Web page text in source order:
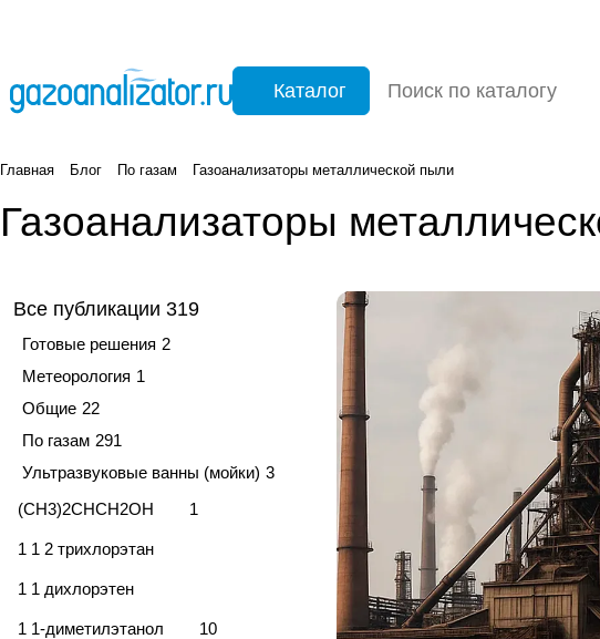
Каталог
Главная Блог По газам Газоанализаторы металлической пыли
Газоанализаторы
Все публикации 319
Готовые решения 2
Метеорология 1
Общие 22
По газам 291
Ультразвуковые ванны (мойки) 3
(CH3)2CHCH2OH
1
1 1 2 трихлорэтан
1 1 дихлорэтен
1 1-диметилэтанол 10